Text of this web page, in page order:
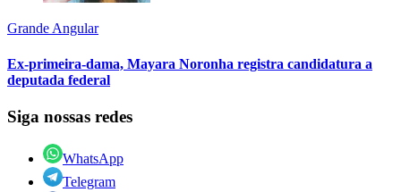
Grande Angular
Ex-primeira-dama, Mayara Noronha registra candidatura a
deputada federal
Siga nossas redes
WhatsApp
Telegram